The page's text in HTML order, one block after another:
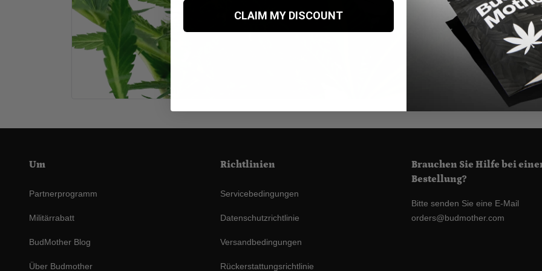
Banana Frosting Feminized weist
Banana Frosting Feminized
Aktie
Facebook
teilen
Um
Partnerprogramm
Militärrabatt
BudMother Blog
Über Budmother
Richtlinien
Servicebedingungen
Datenschutzrichtlinie
Versandbedingungen
Rückerstattungsrichtlinie
Brauchen Sie Hilfe bei
Bestellung?
Bitte senden Sie eine E-Mail
orders@budmother.com
CLAIM MY DISCOUNT